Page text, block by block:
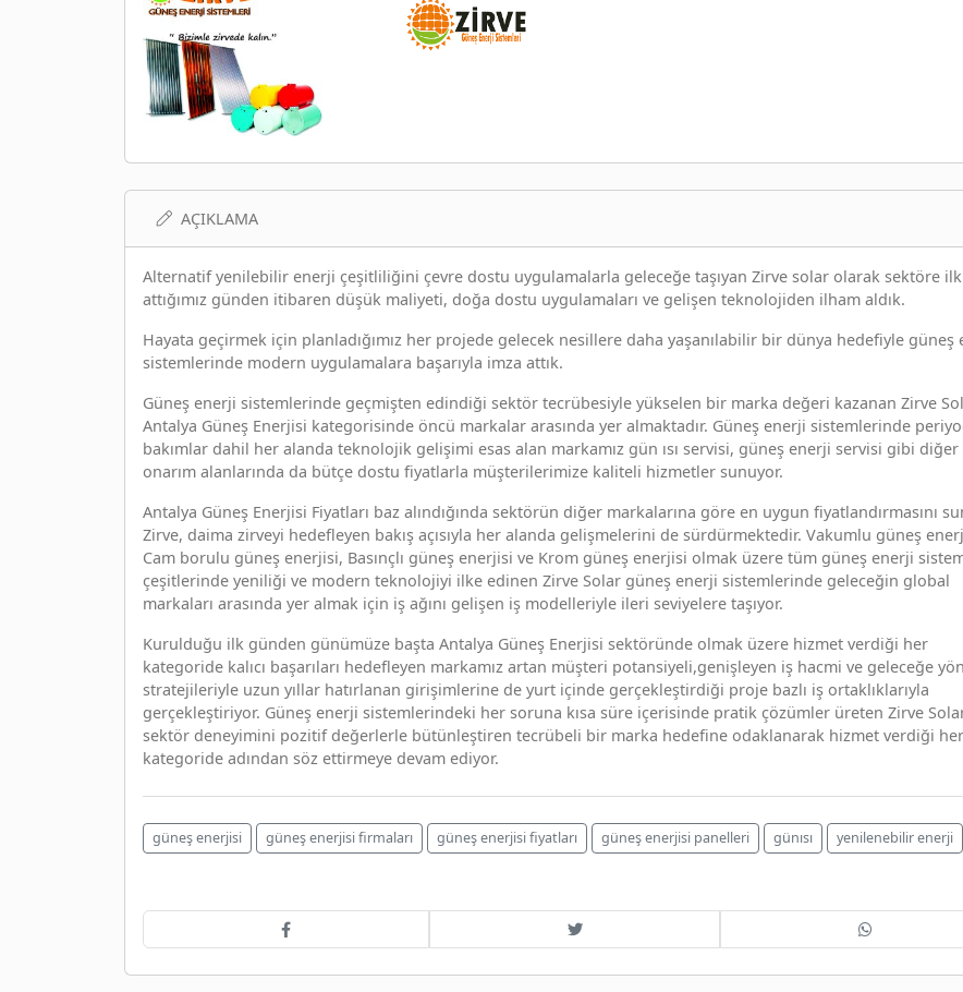
AÇIKLAMA
Alternatif yenilebilir enerji çeşitliliğini çevre dostu uygulamalarla geleceğe taşıyan Zirve solar olarak sektöre ilk
attığımız günden itibaren düşük maliyeti, doğa dostu uygulamaları ve gelişen teknolojiden ilham aldık.
Hayata geçirmek için planladığımız her projede gelecek nesillere daha yaşanılabilir bir dünya hedefiyle güneş
sistemlerinde modern uygulamalara başarıyla imza attık.
Güneş enerji sistemlerinde geçmişten edindiği sektör tecrübesiyle yükselen bir marka değeri kazanan Zirve
Antalya Güneş Enerjisi kategorisinde öncü markalar arasında yer almaktadır. Güneş enerji sistemlerinde
bakımlar dahil her alanda teknolojik gelişimi esas alan markamız gün ısı servisi, güneş enerji servisi gibi diğer
onarım alanlarında da bütçe dostu fiyatlarla müşterilerimize kaliteli hizmetler sunuyor.
Antalya Güneş Enerjisi Fiyatları baz alındığında sektörün diğer markalarına göre en uygun fiyatlandırmasını
Zirve, daima zirveyi hedefleyen bakış açısıyla her alanda gelişmelerini de sürdürmektedir. Vakumlu güneş
Cam borulu güneş enerjisi, Basınçlı güneş enerjisi ve Krom güneş enerjisi olmak üzere tüm güneş enerji
çeşitlerinde yeniliği ve modern teknolojiyi ilke edinen Zirve Solar güneş enerji sistemlerinde geleceğin global
markaları arasında yer almak için iş ağını gelişen iş modelleriyle ileri seviyelere taşıyor.
Kurulduğu ilk günden günümüze başta Antalya Güneş Enerjisi sektöründe olmak üzere hizmet verdiği her
kategoride kalıcı başarıları hedefleyen markamız artan müşteri potansiyeli,genişleyen iş hacmi ve geleceğe
stratejileriyle uzun yıllar hatırlanan girişimlerine de yurt içinde gerçekleştirdiği proje bazlı iş ortaklıklarıyla
gerçekleştiriyor. Güneş enerji sistemlerindeki her soruna kısa süre içerisinde pratik çözümler üreten Zirve
sektör deneyimini pozitif değerlerle bütünleştiren tecrübeli bir marka hedefine odaklanarak hizmet verdiği her
kategoride adından söz ettirmeye devam ediyor.
güneş enerjisi güneş enerjisi firmaları güneş enerjisi fiyatları güneş enerjisi panelleri günısı yenilenebilir enerji